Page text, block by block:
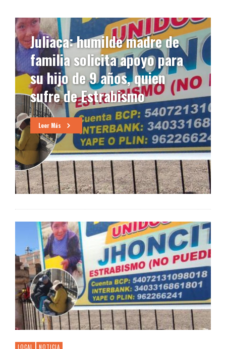
Juliaca: humilde madre de
familia solicita apoyo para
su hijo de 9 años, quien
sufre de Estrabismo
Leer Más
LOCAL NOTICIA